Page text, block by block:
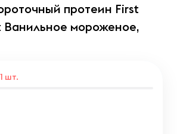
протеин First
Ванильное мороженое,
шт.